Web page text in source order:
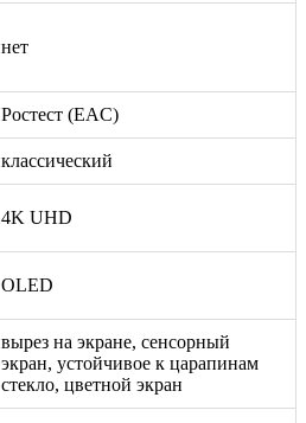
нет
Ростест (EAC)
классический
4K UHD
OLED
вырез на экране, сенсорный
экран, устойчивое к царапинам
стекло, цветной экран